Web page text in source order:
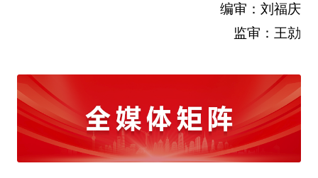
编审：刘福庆
监审：王勍